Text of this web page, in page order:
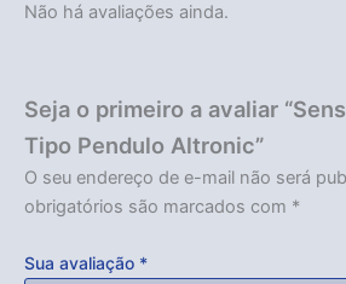
Não há avaliações ainda.
Seja o primeiro a avaliar
Tipo Pendulo Altronic”
O seu endereço de e-mail não será
obrigatórios são marcados com *
Sua avaliação *